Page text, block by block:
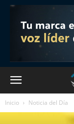
Inicio Noticia del Día